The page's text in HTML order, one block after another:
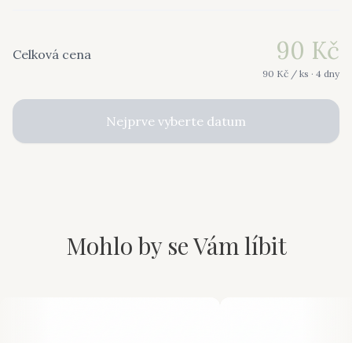
Celková cena 90 Kč
90 Kč / ks · 4 dny
Nejprve vyberte datum
Mohlo by se Vám líbit